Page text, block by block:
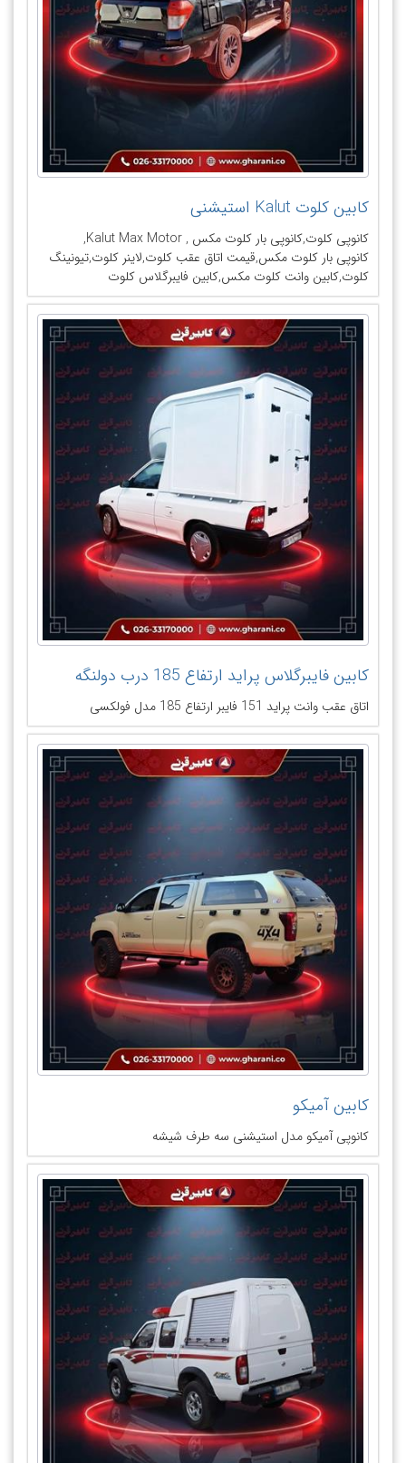
کابین کلوت Kalut استیشنی
کانوپی کلوت,‫کانوپی بار کلوت مکس , Kalut Max Motor‬‎,
کانوپی بار کلوت مکس,قیمت اتاق عقب کلوت,لاینر کلوت,تیونینگ
کلوت,کابین وانت کلوت مکس,کابین فایبرگلاس کلوت
کابین فایبرگلاس پراید ارتفاع 185 درب دولنگه
اتاق عقب وانت پراید 151 فایبر ارتفاع 185 مدل فولکسی
کابین آمیکو
کانوپی آمیکو مدل استیشنی سه طرف شیشه